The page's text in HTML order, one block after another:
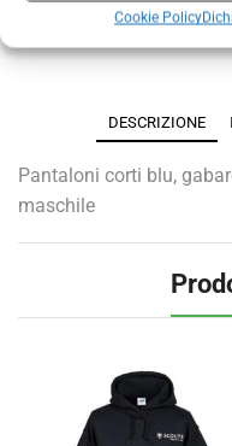
Cookie Policy
BIANCHI
DESCRIZIONE
Pantaloni corti blu,
maschile